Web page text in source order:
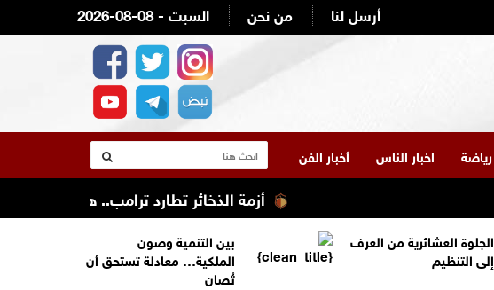
2026-08-08 - السبت من نحن أرسل لنا
رياضة اخبار الناس أخبار الفن
أزمة الذخائر تطارد ترامب.. هل استنزفت
الجلوة العشائرية من العرف
إلى التنظيم
بين التنمية وصون
الملكية… معادلة تستحق أن
تُصان